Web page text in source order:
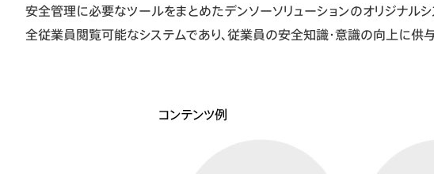
安全管理に必要なツールをまとめたデンソーソリューションのオリジナルシ
全従業員閲覧可能なシステムであり、従業員の安全知識・意識の向上に供与